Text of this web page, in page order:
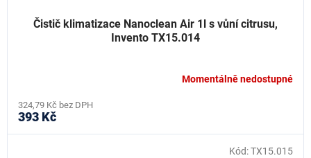
Čistič klimatizace Nanoclean Air 1l s vůní citrusu,
Invento TX15.014
Momentálně nedostupné
324,79 Kč bez DPH
393 Kč
Kód:TX15.015